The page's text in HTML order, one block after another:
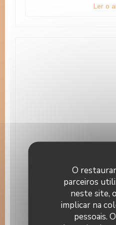
O
parceiros
neste site,
implicar na
pessoais.
Ler o
20/05/
Petit
Article paru dans le